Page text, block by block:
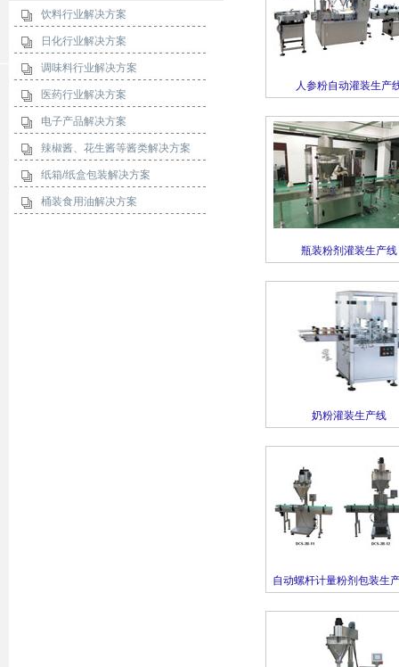
饮料行业解决方案
日化行业解决方案
调味料行业解决方案
医药行业解决方案
电子产品解决方案
辣椒酱、花生酱等酱类解决方案
纸箱/纸盒包装解决方案
桶装食用油解决方案
人参粉自动灌装生产
瓶装粉剂灌装生产线
奶粉灌装生产线
自动螺杆计量粉剂包装生